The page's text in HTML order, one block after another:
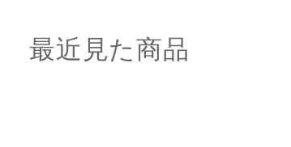
最近見た商品